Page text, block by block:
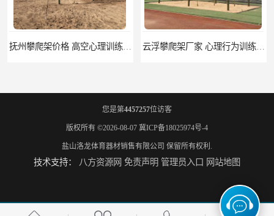
抚州攀爬架价格 高空心理训练器材 标准尺寸 云浮攀爬架厂家 心理行为训练器材 质量保证
濮阳攀爬架价格 训练攀爬架 批发价格 宁德攀爬架参数 爬绳架 量大优惠
您是第4457257位访客
版权所有 ©2026-08-07 冀ICP备18025974号-4
盐山洛龙体育器材销售有限公司 保留所有权利.
技术支持： 八方资源网 免责声明 管理员入口 网站地图